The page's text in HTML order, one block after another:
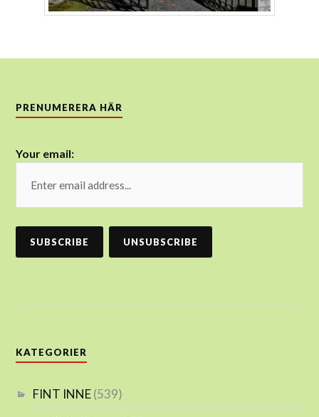
PRENUMERERA HÄR
Your email:
KATEGORIER
FINT INNE(539)